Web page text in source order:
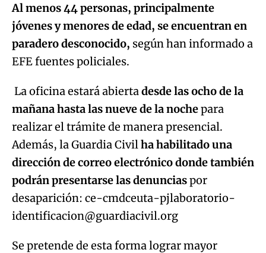
Al menos 44 personas, principalmente
jóvenes y menores de edad, se encuentran en
paradero desconocido, según han informado a
EFE fuentes policiales.
La oficina estará abiertadesde las ocho de la
mañana hasta las nueve de la nochepara
realizar el trámite de manera presencial.
Además, la Guardia Civilha habilitado una
dirección de correo electrónico donde también
podrán presentarse las denunciaspor
desaparición: ce-cmdceuta-pjlaboratorio-
identificacion@guardiacivil.org
Se pretende de esta forma lograr mayor